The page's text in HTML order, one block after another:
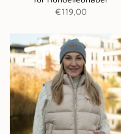
€119,00